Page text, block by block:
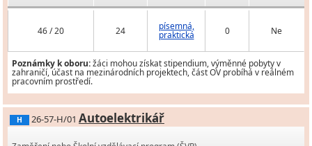
46 / 20 24 písemná,
praktická 0 Ne
Poznámky k oboru:žáci mohou získat stipendium, výměnné pobyty v
zahraničí, účast na mezinárodních projektech, část OV probíhá v reálném
pracovním prostředí.
H 26-57-H/01 Autoelektrikář